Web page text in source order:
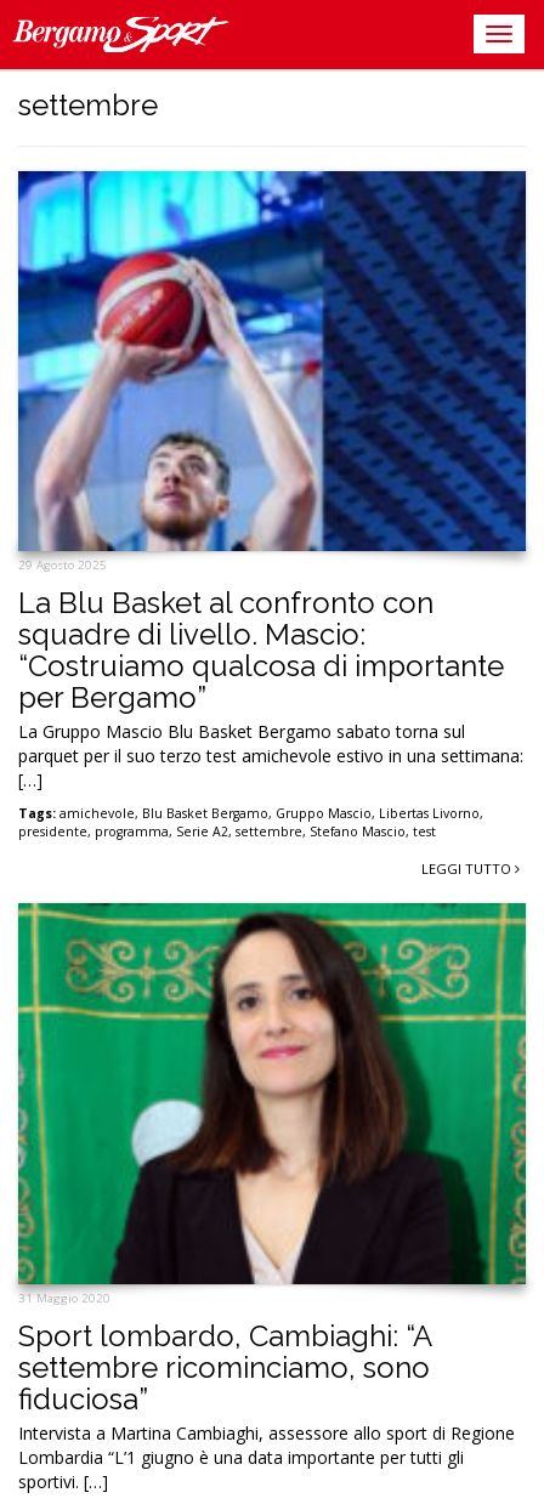
settembre
29 Agosto 2025
La Blu Basket al confronto con
squadre di livello. Mascio:
“Costruiamo qualcosa di importante
per Bergamo”
La Gruppo Mascio Blu Basket Bergamo sabato torna sul
parquet per il suo terzo test amichevole estivo in una settimana:
[…]
Tags: amichevole, Blu Basket Bergamo, Gruppo Mascio, Libertas Livorno,
presidente, programma, Serie A2, settembre, Stefano Mascio, test
LEGGI TUTTO
31 Maggio 2020
Sport lombardo, Cambiaghi: “A
settembre ricominciamo, sono
fiduciosa”
Intervista a Martina Cambiaghi, assessore allo sport di Regione
Lombardia “L’1 giugno è una data importante per tutti gli
sportivi. […]